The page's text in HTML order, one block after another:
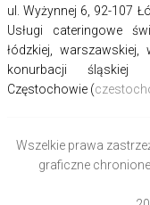
ul. Wyżynnej 6, 92-107
Usługi cateringowe
łódzkiej, warszawskiej,
konurbacji śląskiej
Częstochowie (
Wszelkie prawa
graficzne